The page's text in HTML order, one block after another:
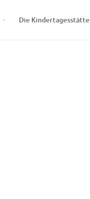
Die Kindertagesstätte